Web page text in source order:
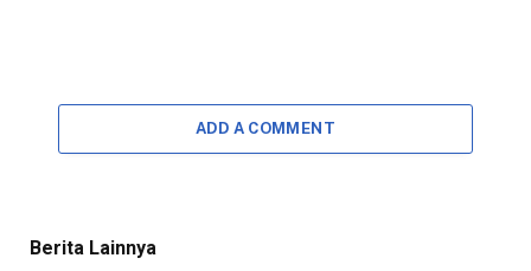
ADD A COMMENT
Berita Lainnya